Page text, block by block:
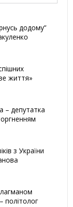
додому”
життя»
– депутатка
з України
політолог